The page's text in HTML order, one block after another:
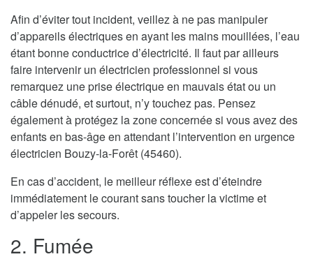
Afin d’éviter tout incident, veillez à ne pas manipuler
d’appareils électriques en ayant les mains mouillées, l’eau
étant bonne conductrice d’électricité. Il faut par ailleurs
faire intervenir un électricien professionnel si vous
remarquez une prise électrique en mauvais état ou un
câble dénudé, et surtout, n’y touchez pas. Pensez
également à protégez la zone concernée si vous avez des
enfants en bas-âge en attendant l’intervention en urgence
électricien Bouzy-la-Forêt (45460).
En cas d’accident, le meilleur réflexe est d’éteindre
immédiatement le courant sans toucher la victime et
d’appeler les secours.
2. Fumée